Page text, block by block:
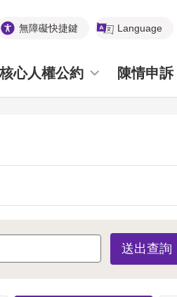
無障礙快捷鍵 Language
核心人權公約 陳情申訴